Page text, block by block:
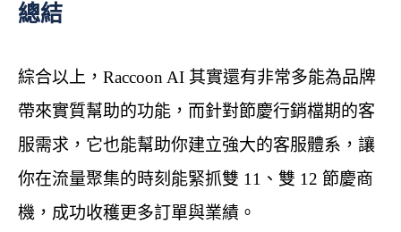
總結
綜合以上，Raccoon AI 其實還有非常多能為品牌
帶來實質幫助的功能，而針對節慶行銷檔期的客
服需求，它也能幫助你建立強大的客服體系，讓
你在流量聚集的時刻能緊抓雙 11、雙 12 節慶商
機，成功收穫更多訂單與業績。